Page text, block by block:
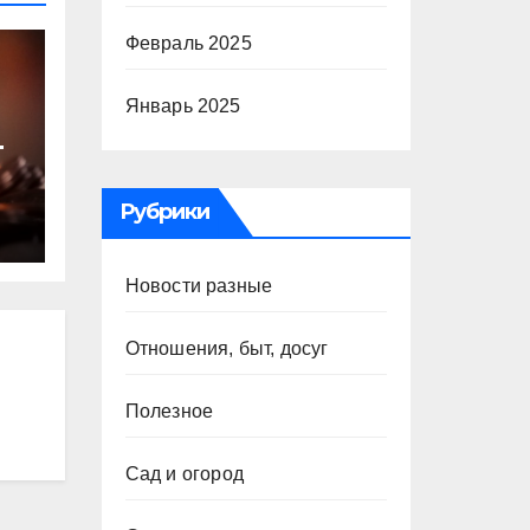
Февраль 2025
Январь 2025
Рубрики
Новости разные
Отношения, быт, досуг
Полезное
Сад и огород